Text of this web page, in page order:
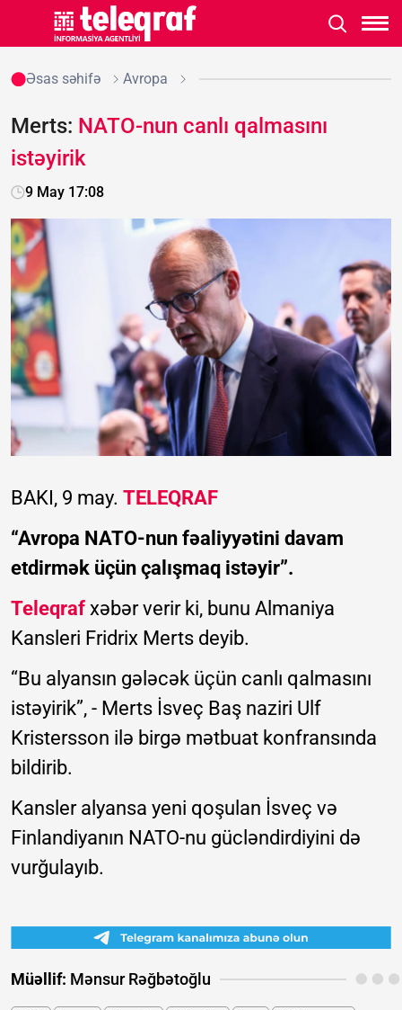
Əsas səhifə Avropa
Merts: NATO-nun canlı qalmasını
istəyirik
9 May 17:08
BAKI, 9 may. TELEQRAF
“Avropa NATO-nun fəaliyyətini davam
etdirmək üçün çalışmaq istəyir”.
Teleqraf xəbər verir ki, bunu Almaniya
Kansleri Fridrix Merts deyib.
“Bu alyansın gələcək üçün canlı qalmasını
istəyirik”, - Merts İsveç Baş naziri Ulf
Kristersson ilə birgə mətbuat konfransında
bildirib.
Kansler alyansa yeni qoşulan İsveç və
Finlandiyanın NATO-nu gücləndirdiyini də
vurğulayıb.
Müəllif: Mənsur Rəğbətoğlu